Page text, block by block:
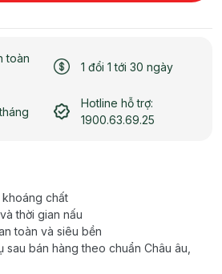
toàn
1 đổi 1 tới 30 ngày
Hotline hỗ trợ:
1900.63.69.25
khoáng chất
thời gian nấu
toàn và siêu bền
sau bán hàng theo chuẩn Châu âu,